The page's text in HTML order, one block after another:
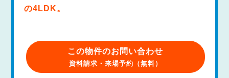
の4LDK。
この物件のお問い合わせ
資料請求・来場予約（無料）